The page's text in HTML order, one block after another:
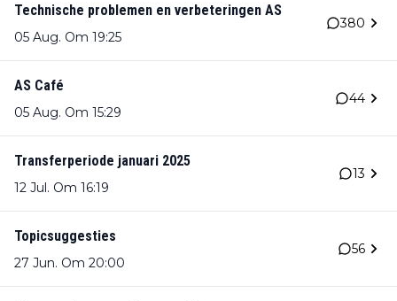
Technische problemen en verbeteringen AS
05 Aug. Om 19:25
380
AS Café
05 Aug. Om 15:29
44
Transferperiode januari 2025
12 Jul. Om 16:19
13
Topicsuggesties
27 Jun. Om 20:00
56